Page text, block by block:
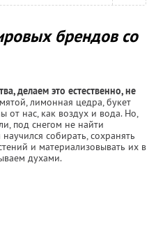
брендов со
делаем это естественно, не
лимонная цедра, букет
нас, как воздух и вода. Но,
под снегом не найти
собирать, сохранять
и материализовывать их в
духами.